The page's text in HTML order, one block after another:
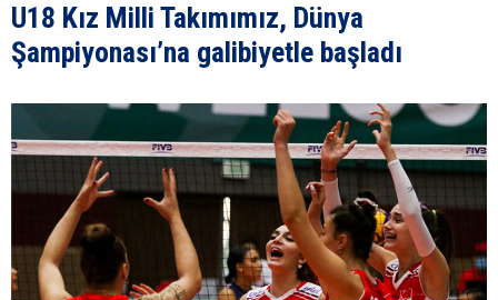
U18 Kız Milli Takımımız, Dünya
Şampiyonası’na galibiyetle başladı